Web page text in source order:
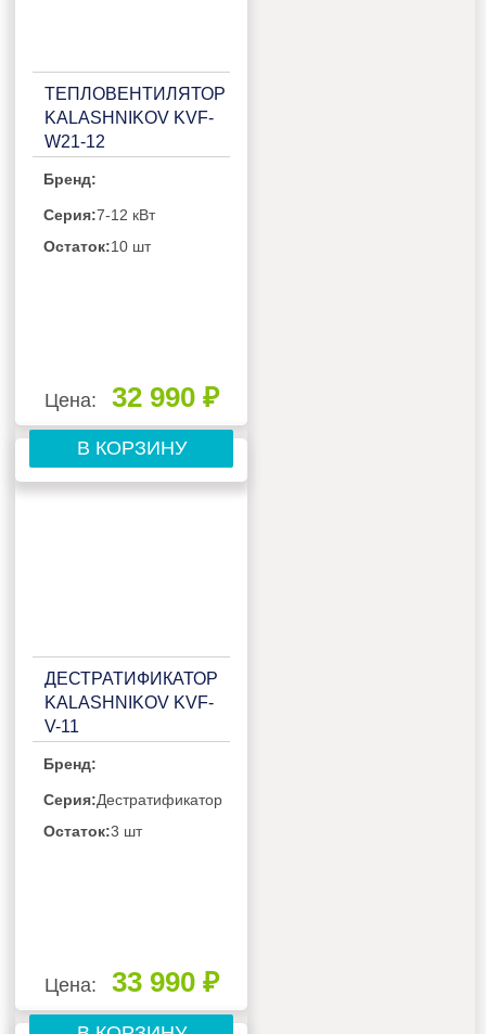
ТЕПЛОВЕНТИЛЯТОР
KALASHNIKOV KVF-
W21-12
Бренд:
Серия:7-12 кВт
Остаток:10 шт
Цена: 32 990 ₽
В КОРЗИНУ
ДЕСТРАТИФИКАТОР
KALASHNIKOV KVF-
V-11
Бренд:
Серия:Дестратификатор
Остаток:3 шт
Цена: 33 990 ₽